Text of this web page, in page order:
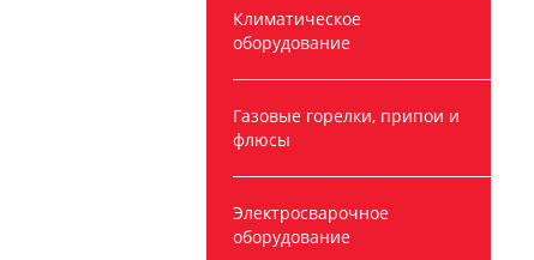
Климатическое
оборудование
Газовые горелки, припои и
флюсы
Электросварочное
оборудование